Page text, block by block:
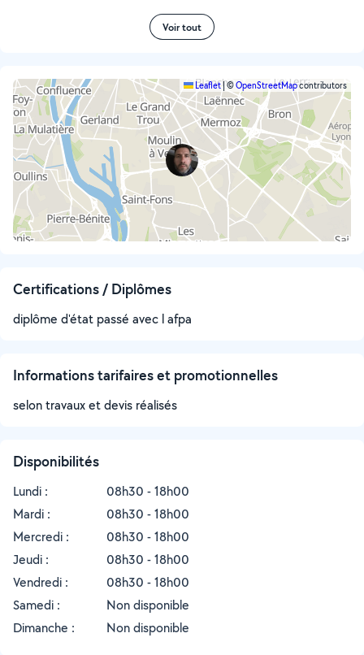
Voir tout
Leaflet| ©OpenStreetMapcontributors
Certifications / Diplômes
diplôme d'état passé avec l afpa
Informations tarifaires et promotionnelles
selon travaux et devis réalisés
Disponibilités
Lundi :
08h30 - 18h00
Mardi :
08h30 - 18h00
Mercredi :
08h30 - 18h00
Jeudi :
08h30 - 18h00
Vendredi :
08h30 - 18h00
Samedi :
Non disponible
Dimanche :
Non disponible